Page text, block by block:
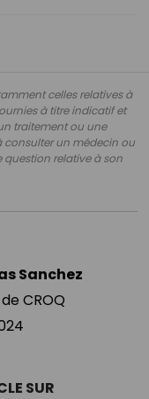
celles relatives à
à titre indicatif et
traitement ou une
consulter un médecin ou
relative à son
Sanchez
CROQ
SUR